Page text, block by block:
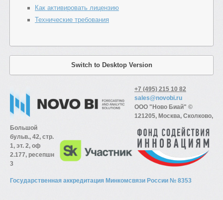
Как активировать лицензию
Технические требования
Switch to Desktop Version
+7 (495) 215 10 82
sales@novobi.ru
ООО "Ново Биай" ©
121205, Москва, Сколково,
Большой
бульв., 42, стр.
1, эт. 2, оф
2.177, ресепшн
3
Государственная аккредитация Минкомсвязи России № 8353